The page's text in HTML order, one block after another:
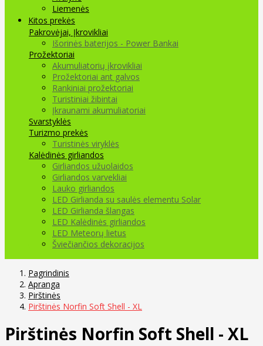
Liemenės
Kitos prekės
Pakrovėjai, Įkrovikliai
Išorinės baterijos - Power Bankai
Prožektoriai
Akumuliatorių įkrovikliai
Prožektoriai ant galvos
Rankiniai prožektoriai
Turistiniai žibintai
Įkraunami akumuliatoriai
Svarstyklės
Turizmo prekės
Turistinės viryklės
Kalėdinės girliandos
Girliandos užuolaidos
Girliandos varvekliai
Lauko girliandos
LED Girlianda su saulės elementu Solar
LED Girlianda šlangas
LED Kalėdinės girliandos
LED Meteorų lietus
Šviečiančios dekoracijos
Pagrindinis
Apranga
Pirštinės
Pirštinės Norfin Soft Shell - XL
Pirštinės Norfin Soft Shell - XL